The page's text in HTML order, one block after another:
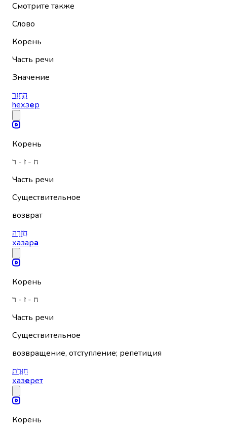
Смотрите также
Слово
Корень
Часть речи
Значение
הֶחְזֵר
hехзер
Корень
ח - ז - ר
Часть речи
Существительное
возврат
חֲזָרָה
хазара
Корень
ח - ז - ר
Часть речи
Существительное
возвращение, отступление; репетиция
חַזֶּרֶת
хазерет
Корень